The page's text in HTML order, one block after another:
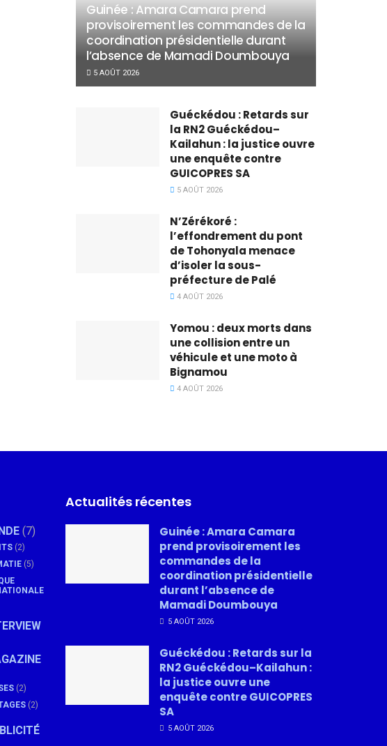
Guinée : Amara Camara prend
provisoirement les commandes de la
coordination présidentielle durant
l’absence de Mamadi Doumbouya
5 AOÛT 2026
Guéckédou : Retards sur
la RN2 Guéckédou–
Kailahun : la justice ouvre
une enquête contre
GUICOPRES SA
5 AOÛT 2026
N’Zérékoré :
l’effondrement du pont
de Tohonyala menace
d’isoler la sous-
préfecture de Palé
4 AOÛT 2026
Yomou : deux morts dans
une collision entre un
véhicule et une moto à
Bignamou
4 AOÛT 2026
(7)
(2)
(5)
(2)
(2)
Actualités récentes
Guinée : Amara Camara
prend provisoirement les
commandes de la
coordination présidentielle
durant l’absence de
Mamadi Doumbouya
5 AOÛT 2026
Guéckédou : Retards sur la
RN2 Guéckédou–Kailahun :
la justice ouvre une
enquête contre GUICOPRES
SA
5 AOÛT 2026